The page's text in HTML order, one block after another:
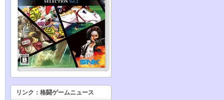
リンク：格闘ゲームニュース